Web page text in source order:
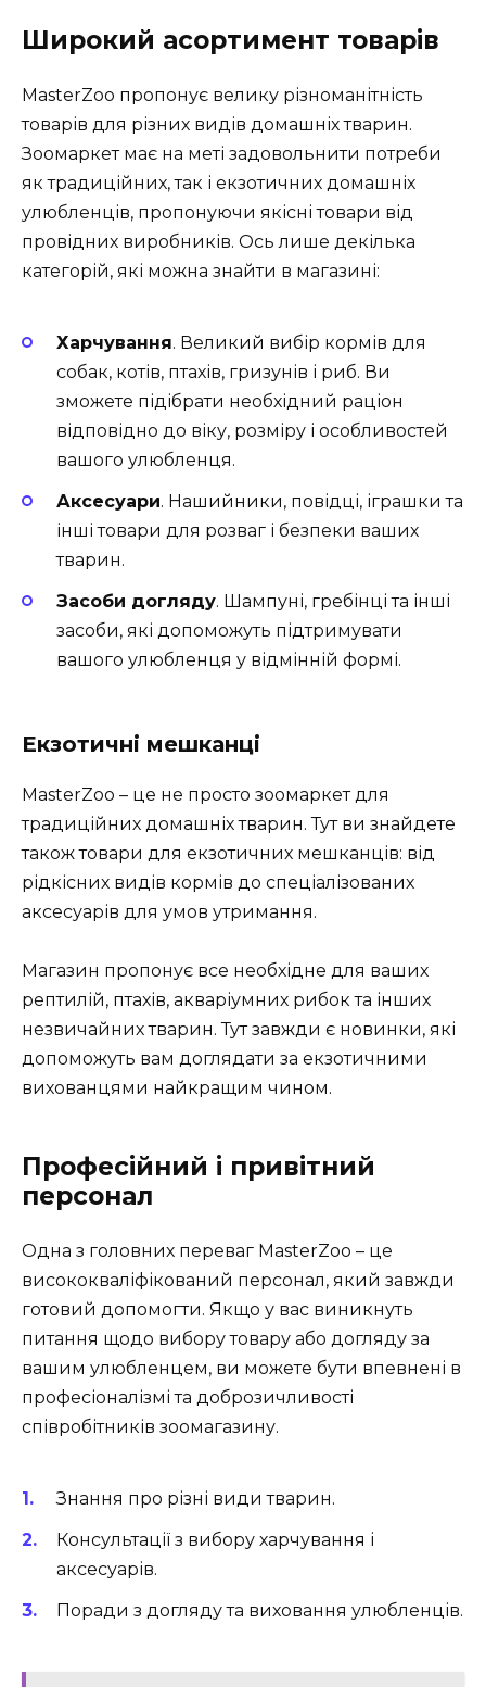
Широкий асортимент товарів
MasterZoo пропонує велику різноманітність
товарів для різних видів домашніх тварин.
Зоомаркет має на меті задовольнити потреби
як традиційних, так і екзотичних домашніх
улюбленців, пропонуючи якісні товари від
провідних виробників. Ось лише декілька
категорій, які можна знайти в магазині:
Харчування. Великий вибір кормів для
собак, котів, птахів, гризунів і риб. Ви
зможете підібрати необхідний раціон
відповідно до віку, розміру і особливостей
вашого улюбленця.
Аксесуари. Нашийники, повідці, іграшки та
інші товари для розваг і безпеки ваших
тварин.
Засоби догляду. Шампуні, гребінці та інші
засоби, які допоможуть підтримувати
вашого улюбленця у відмінній формі.
Екзотичні мешканці
MasterZoo – це не просто зоомаркет для
традиційних домашніх тварин. Тут ви знайдете
також товари для екзотичних мешканців: від
рідкісних видів кормів до спеціалізованих
аксесуарів для умов утримання.
Магазин пропонує все необхідне для ваших
рептилій, птахів, акваріумних рибок та інших
незвичайних тварин. Тут завжди є новинки, які
допоможуть вам доглядати за екзотичними
вихованцями найкращим чином.
Професійний і привітний
персонал
Одна з головних переваг MasterZoo – це
висококваліфікований персонал, який завжди
готовий допомогти. Якщо у вас виникнуть
питання щодо вибору товару або догляду за
вашим улюбленцем, ви можете бути впевнені в
професіоналізмі та доброзичливості
співробітників зоомагазину.
Знання про різні види тварин.
Консультації з вибору харчування і
аксесуарів.
Поради з догляду та виховання улюбленців.